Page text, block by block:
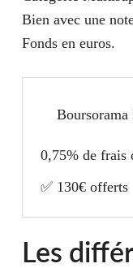
Bien avec une
Fonds en euros.
Boursorama
0,75% de frais
✅ 130€ offerts
Les